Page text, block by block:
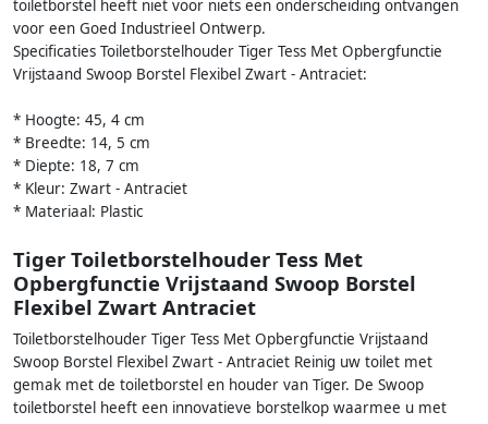
toiletborstel heeft niet voor niets een onderscheiding ontvangen
voor een Goed Industrieel Ontwerp.
Specificaties Toiletborstelhouder Tiger Tess Met Opbergfunctie
Vrijstaand Swoop Borstel Flexibel Zwart - Antraciet:
* Hoogte: 45, 4 cm
* Breedte: 14, 5 cm
* Diepte: 18, 7 cm
* Kleur: Zwart - Antraciet
* Materiaal: Plastic
Tiger Toiletborstelhouder Tess Met
Opbergfunctie Vrijstaand Swoop Borstel
Flexibel Zwart Antraciet
Toiletborstelhouder Tiger Tess Met Opbergfunctie Vrijstaand
Swoop Borstel Flexibel Zwart - Antraciet Reinig uw toilet met
gemak met de toiletborstel en houder van Tiger. De Swoop
toiletborstel heeft een innovatieve borstelkop waarmee u met